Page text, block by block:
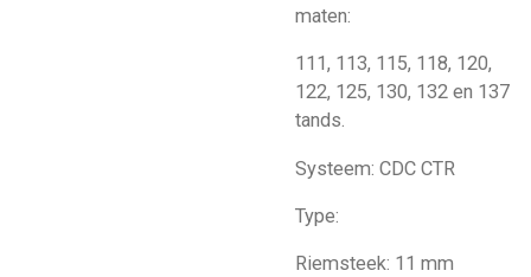
maten:
111, 113, 115, 118, 120,
122, 125, 130, 132 en 137
tands.
Systeem: CDC CTR
Type:
Riemsteek: 11 mm